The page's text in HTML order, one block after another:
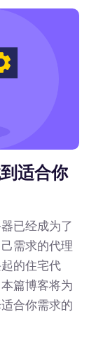
适合你
已经成为了
需求的代理
的住宅代
篇博客将为
合你需求的